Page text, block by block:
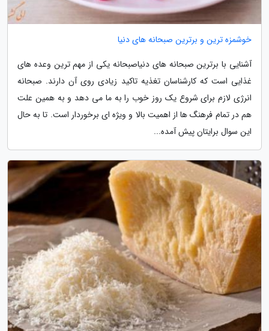
خوشمزه ترین و برترین صبحانه های دنیا
آشنایی با برترین صبحانه های دنیاصبحانه یکی از مهم ترین وعده های
غذایی است که کارشناسان تغذیه تاکید زیادی روی آن دارند. صبحانه
انرژی لازم برای شروع یک روز خوب را به ما می دهد و به همین علت
هم در تمام فرهنگ ها از اهمیت بالا و ویژه ای برخوردار است. تا به حال
این سوال برایتان پیش آمده...